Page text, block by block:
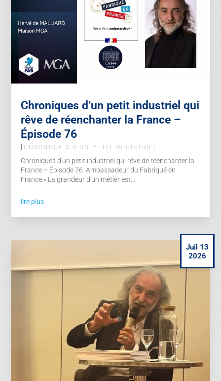
Chroniques d’un petit industriel qui
rêve de réenchanter la France –
Épisode 76
| CHRONIQUES D’UN PETIT INDUSTRIEL
Chroniques d'un petit industriel qui rêve de réenchanter la
France – Épisode 76 :Ambassadeur du Fabriqué en
France.« La grandeur d'un métier est...
lire plus
Juil 13
2026